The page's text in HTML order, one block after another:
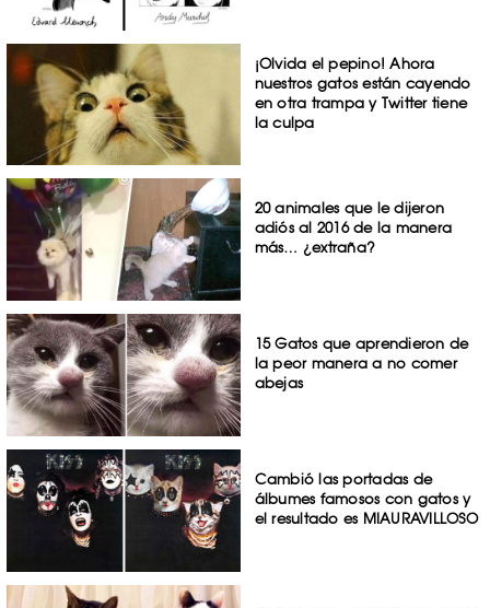
¡Olvida el pepino! Ahora
nuestros gatos están cayendo
en otra trampa y Twitter tiene
la culpa
20 animales que le dijeron
adiós al 2016 de la manera
más… ¿extraña?
15 Gatos que aprendieron de
la peor manera a no comer
abejas
Cambió las portadas de
álbumes famosos con gatos y
el resultado es MIAURAVILLOSO